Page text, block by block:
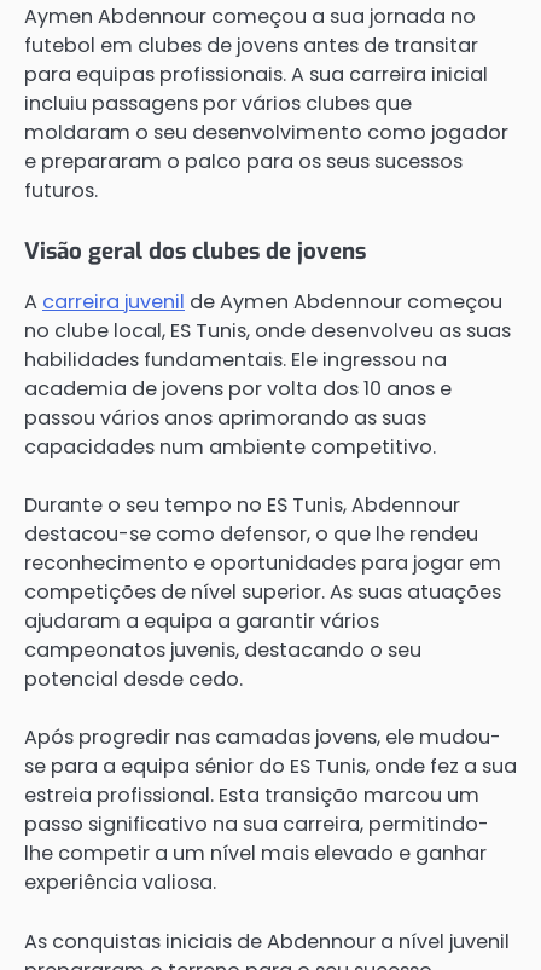
Aymen Abdennour começou a sua jornada no
futebol em clubes de jovens antes de transitar
para equipas profissionais. A sua carreira inicial
incluiu passagens por vários clubes que
moldaram o seu desenvolvimento como jogador
e prepararam o palco para os seus sucessos
futuros.
Visão geral dos clubes de jovens
A carreira juvenil de Aymen Abdennour começou
no clube local, ES Tunis, onde desenvolveu as suas
habilidades fundamentais. Ele ingressou na
academia de jovens por volta dos 10 anos e
passou vários anos aprimorando as suas
capacidades num ambiente competitivo.
Durante o seu tempo no ES Tunis, Abdennour
destacou-se como defensor, o que lhe rendeu
reconhecimento e oportunidades para jogar em
competições de nível superior. As suas atuações
ajudaram a equipa a garantir vários
campeonatos juvenis, destacando o seu
potencial desde cedo.
Após progredir nas camadas jovens, ele mudou-
se para a equipa sénior do ES Tunis, onde fez a sua
estreia profissional. Esta transição marcou um
passo significativo na sua carreira, permitindo-
lhe competir a um nível mais elevado e ganhar
experiência valiosa.
As conquistas iniciais de Abdennour a nível juvenil